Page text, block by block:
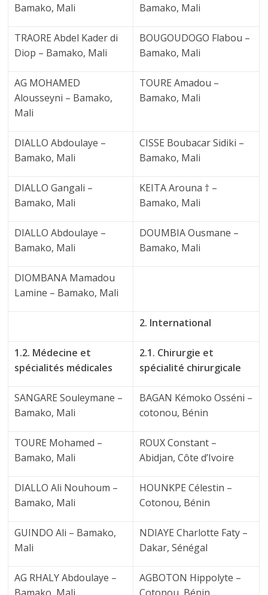
Bamako, Mali
Bamako, Mali
TRAORE Abdel Kader di
Diop – Bamako, Mali
BOUGOUDOGO Flabou –
Bamako, Mali
AG MOHAMED
Alousseyni – Bamako,
Mali
TOURE Amadou –
Bamako, Mali
DIALLO Abdoulaye –
Bamako, Mali
CISSE Boubacar Sidiki –
Bamako, Mali
DIALLO Gangali –
Bamako, Mali
KEITA Arouna † –
Bamako, Mali
DIALLO Abdoulaye –
Bamako, Mali
DOUMBIA Ousmane –
Bamako, Mali
DIOMBANA Mamadou
Lamine – Bamako, Mali
2. International
1.2. Médecine et
spécialités médicales
2.1. Chirurgie et
spécialité chirurgicale
SANGARE Souleymane –
Bamako, Mali
BAGAN Kémoko Osséni –
cotonou, Bénin
TOURE Mohamed –
Bamako, Mali
ROUX Constant –
Abidjan, Côte d’Ivoire
DIALLO Ali Nouhoum –
Bamako, Mali
HOUNKPE Célestin –
Cotonou, Bénin
GUINDO Ali – Bamako,
Mali
NDIAYE Charlotte Faty –
Dakar, Sénégal
AG RHALY Abdoulaye –
AGBOTON Hippolyte –